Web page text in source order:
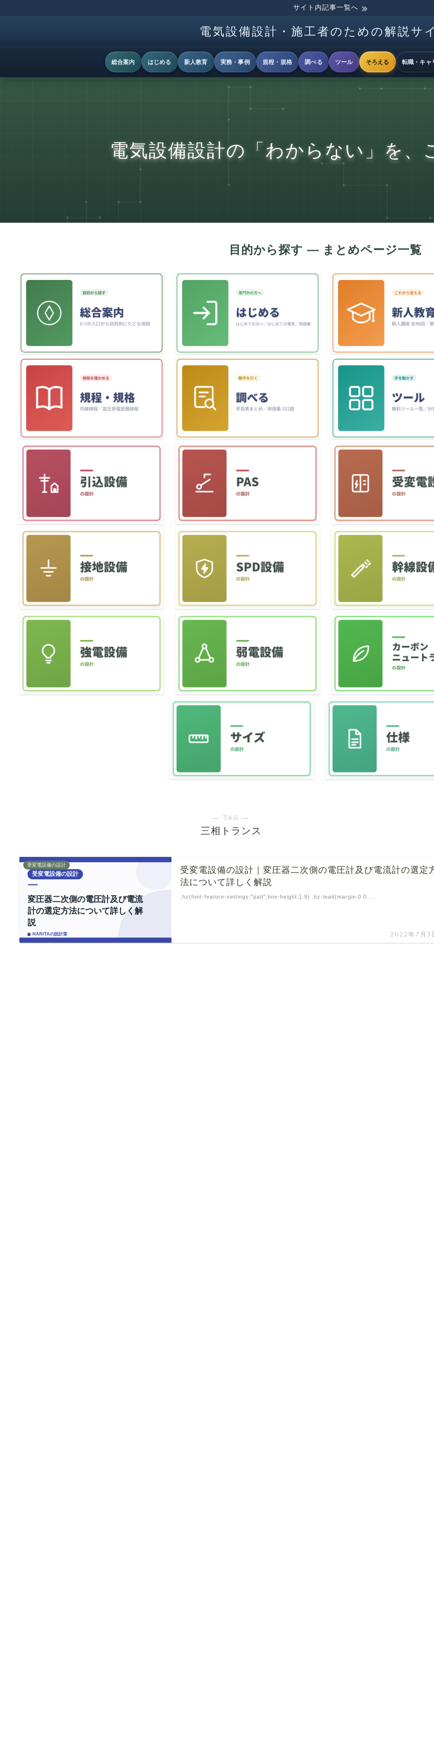
サイト内記事一覧へ
電気設備設計・施工者のための解説サ
総合案内 はじめる 新人教育 実務・事例 規程・規格 調べる ツール そろえる 転職・キャ
電気設備設計の「わからない」を、
― TAG ―
三相トランス
受変電設備の設計
受変電設備の設計｜変圧器二次側の電圧計及び電流計の選定
法について詳しく解説
2022年7月3
.hz{font-feature-settings:"palt";line-height:1.9} .hz-lead{margin:0 0 …